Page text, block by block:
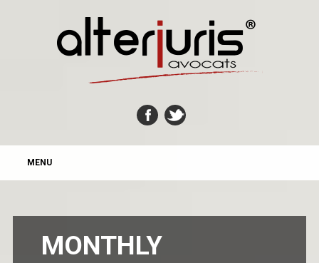
MAIN MENU
MENU
MONTHLY